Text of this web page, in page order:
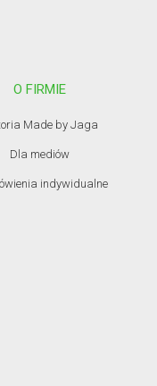
O FIRMIE
Made by Jaga
Dla mediów
indywidualne